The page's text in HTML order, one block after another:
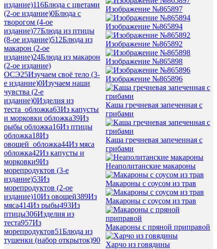
издание)116Блюда с цветами
(2-ое издание)0Блюда с
творогом (4-ое
издание)77Блюда из птицы
(8-ое издание)512Блюда из
макарон (2-ое
издание)24Блюда из макарон
(2-ое издание)
ОСЭ25Изучаем своё тело (3-
е издание)0Изучаем наши
чувства (2-е
издание)0Изделия из
теста_обложка63Из капусты
и морковки обложка39Из
рыбы обложка16Из птицы
обложка18Из
овощей_обложка44Из мяса
обложка42Из капусты и
морковки9Из
морепродуктов (3-е
издание)53Из
морепродуктов (2-ое
издание)10Из овощей389Из
мяса414Из рыбы493Из
птицы306Изделия из
теста957Из
морепродуктов51Блюда из
тушенки (набор открыток)90
Изображение №865897
Изображение №865894
Изображение №865892
Изображение №865898
Изображение №865896
Каша гречневая запеченная с
грибами
Каша гречневая запеченная с
грибами
Неаполитанские макароны
Макароны с соусом из трав
Макароны с соусом из трав
Макароны с пряной приправой
Харчо из говядины